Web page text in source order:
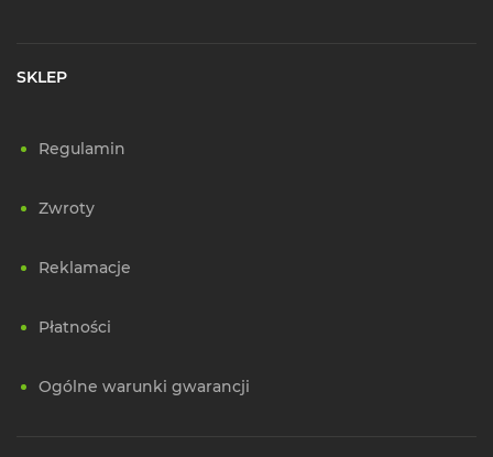
SKLEP
Regulamin
Zwroty
Reklamacje
Płatności
Ogólne warunki gwarancji